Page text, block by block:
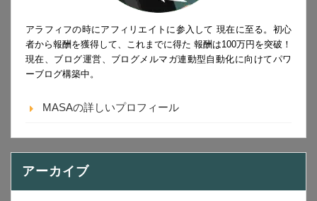
アラフィフの時にアフィリエイトに参入して 現在に至る。初心
者から報酬を獲得して、これまでに得た 報酬は100万円を突破！
現在、ブログ運営、ブログメルマガ連動型自動化に向けてパワ
ーブログ構築中。
MASAの詳しいプロフィール
アーカイブ